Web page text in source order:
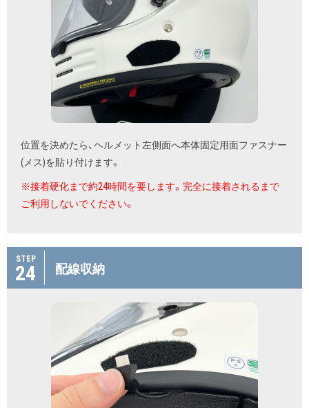
位置を決めたら、ヘルメット左側面へ本体固定用面ファスナー
(メス)を貼り付けます。
※接着硬化まで約24時間を要します。完全に接着されるまで
ご利用しないでください。
STEP
24 配線収納